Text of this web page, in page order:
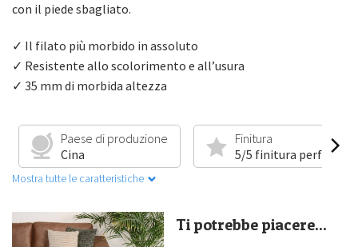
con il piede sbagliato.
✓ Il filato più morbido in assoluto
✓ Resistente allo scolorimento e all’usura
✓ 35 mm di morbida altezza
Paese di produzione
Cina
Finitura
5/5 finitura perfetta
Mostra tutte le caratteristiche
Ti potrebbe piacere...